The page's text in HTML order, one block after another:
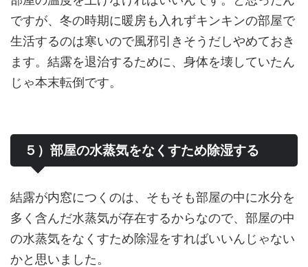
ですが、冬の時期に暖房も入れずキンキンの部屋で
生活するのは寒いので風邪引きそうだしやめておき
ます。結露を退治するために、身体を壊していたん
じゃ本末転倒です。
５）部屋の水蒸気をなくすため除湿する
結露が内窓につくのは、そもそも部屋の中に水分を
多く含んだ水蒸気が存在するからなので、部屋の中
の水蒸気をなくすため除湿をすればいいんじゃない
かと思いました。